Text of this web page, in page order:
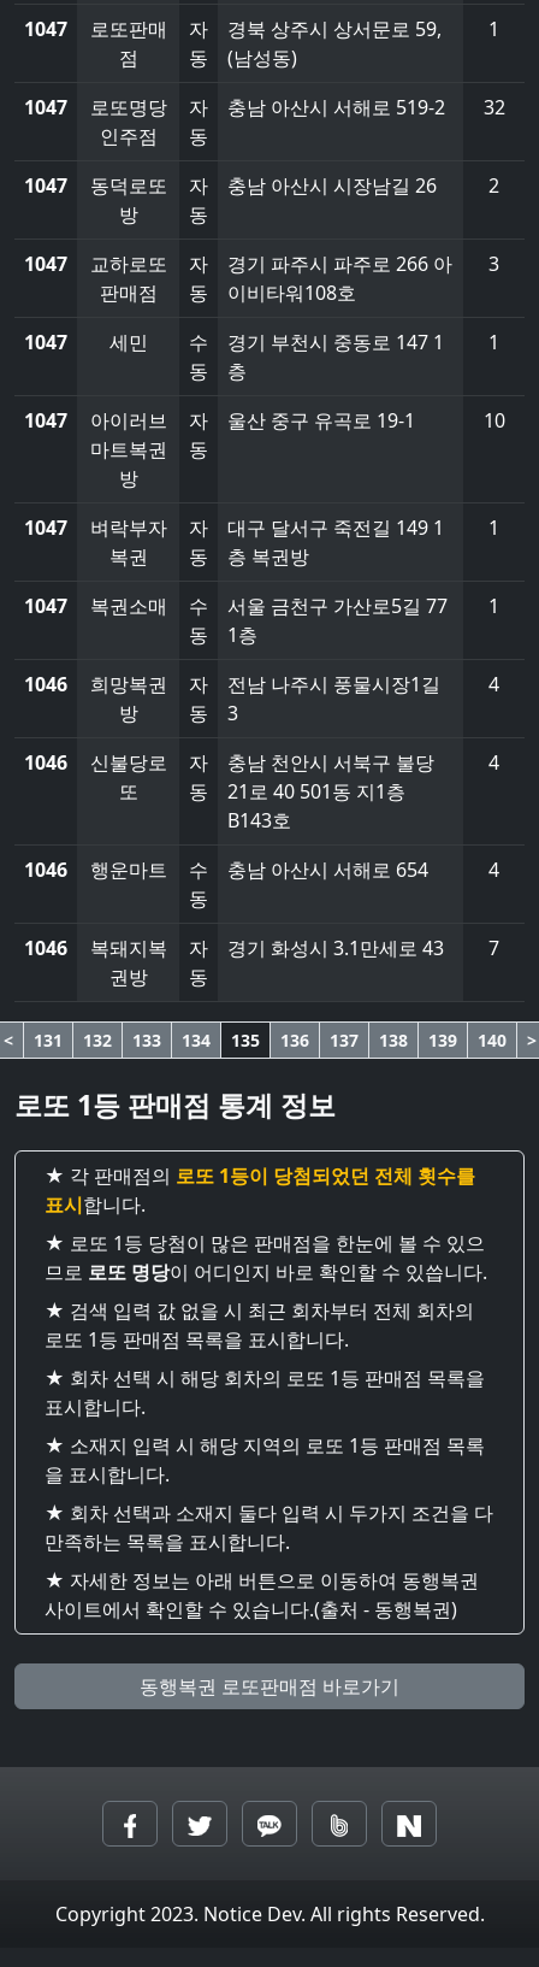
1047
로또판매
점
자
동
경북 상주시 상서문로 59,
(남성동)
1
1047
로또명당
인주점
자
동
충남 아산시 서해로 519-2 32
1047
동덕로또
방
자
동
충남 아산시 시장남길 26 2
1047
교하로또
판매점
자
동
경기 파주시 파주로 266 아
이비타워108호
3
1047 세민
수
동
경기 부천시 중동로 147 1
층
1
1047
아이러브
마트복권
방
자
동
울산 중구 유곡로 19-1 10
1047
벼락부자
복권
자
동
대구 달서구 죽전길 149 1
층 복권방
1
1047 복권소매
수
동
서울 금천구 가산로5길 77
1층
1
1046
희망복권
방
자
동
전남 나주시 풍물시장1길
3
4
1046
신불당로
또
자
동
충남 천안시 서북구 불당
21로 40 501동 지1층
B143호
4
1046 행운마트
수
동
충남 아산시 서해로 654 4
1046
복돼지복
권방
자
동
경기 화성시 3.1만세로 43 7
< 131 132 133 134 135 136 137 138 139 140 >
로또 1등 판매점 통계 정보
★ 각 판매점의 로또 1등이 당첨되었던 전체 횟수를
표시합니다.
★ 로또 1등 당첨이 많은 판매점을 한눈에 볼 수 있으
므로 로또 명당이 어디인지 바로 확인할 수 있씁니다.
★ 검색 입력 값 없을 시 최근 회차부터 전체 회차의
로또 1등 판매점 목록을 표시합니다.
★ 회차 선택 시 해당 회차의 로또 1등 판매점 목록을
표시합니다.
★ 소재지 입력 시 해당 지역의 로또 1등 판매점 목록
을 표시합니다.
★ 회차 선택과 소재지 둘다 입력 시 두가지 조건을 다
만족하는 목록을 표시합니다.
★ 자세한 정보는 아래 버튼으로 이동하여 동행복권
사이트에서 확인할 수 있습니다.(출처 - 동행복권)
동행복권 로또판매점 바로가기
Copyright 2023. Notice Dev. All rights Reserved.